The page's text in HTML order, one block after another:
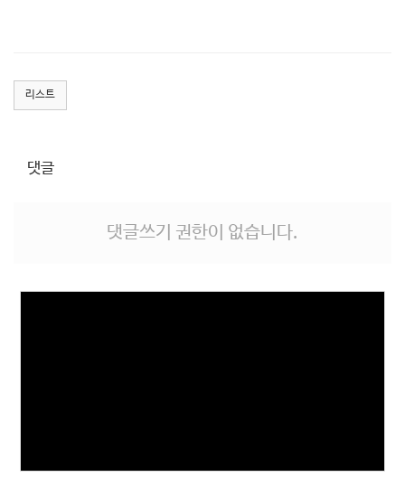
리스트
댓글
댓글쓰기 권한이 없습니다.